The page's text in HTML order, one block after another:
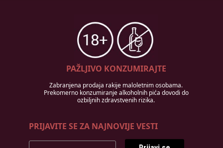
PAŽLJIVO KONZUMIRAJTE
Zabranjena prodaja rakije maloletnim osobama.
Prekomerno konzumiranje alkoholnih pića dovodi do
ozbiljnih zdravstvenih rizika.
PRIJAVITE SE ZA NAJNOVIJE VESTI